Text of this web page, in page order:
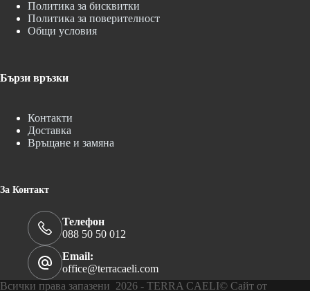
Политика за бисквитки
Политика за поверителност
Общи условия
Бързи връзки
Контакти
Доставка
Връщане и замяна
За Контакт
Телефон
088 50 50 012
Email:
office@terracaeli.com
Всички права запазени 2026 - TERRA CAELI© Сайт от